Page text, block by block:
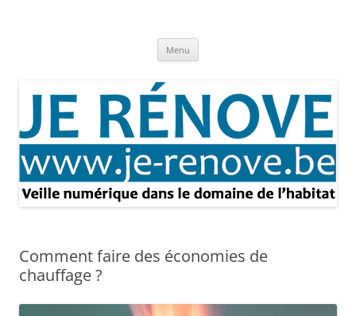
Menu
Comment faire des économies de
chauffage ?